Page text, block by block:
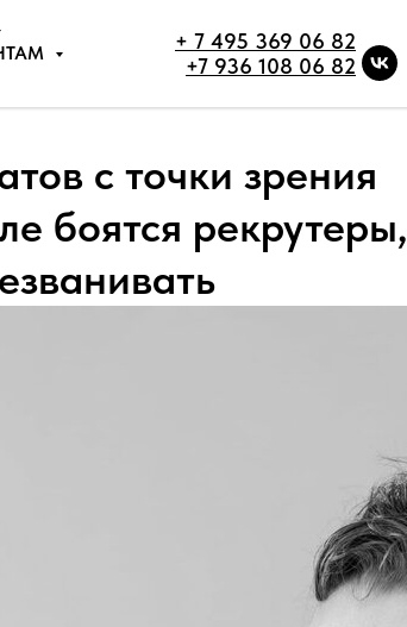
+ 7 495 369 06 82
+7 936 108 06 82
с точки зрения
боятся рекрутеры,